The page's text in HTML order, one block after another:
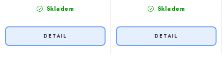
Skladem Skladem